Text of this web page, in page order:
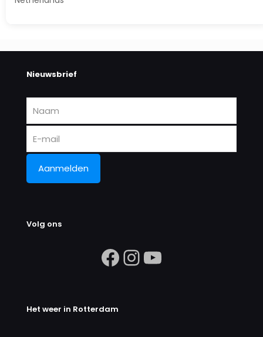
Nieuwsbrief
Volg ons
https://www.facebook.com/
Instagram
https://
Het weer in Rotterdam